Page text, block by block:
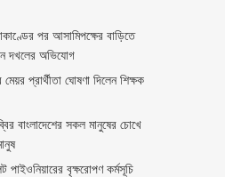
পর আসামিপক্ষের বাড়িতে
দখলের অভিযোগ
মেয়র প্রার্থীতা ঘোষণা দিলেন শিক্ষক
বাংলাদেশের সকল মানুষের চোখে
পাইওনিয়ারের বৃক্ষরোপণ কর্মসূচি